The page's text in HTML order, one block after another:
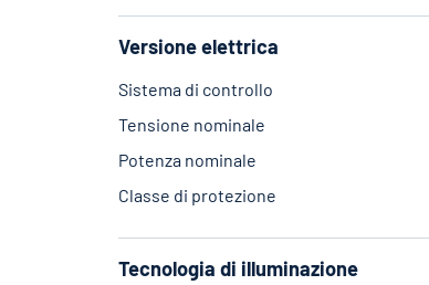
Versione elettrica
Sistema di controllo
Tensione nominale
Potenza nominale
Classe di protezione
Tecnologia di illuminazione